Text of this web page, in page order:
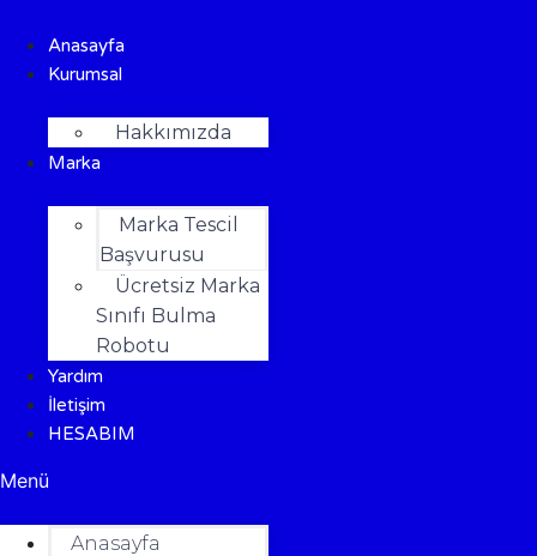
Anasayfa
Kurumsal
Hakkımızda
Marka
Marka Tescil
Başvurusu
Ücretsiz Marka
Sınıfı Bulma
Robotu
Yardım
İletişim
HESABIM
Menü
Anasayfa